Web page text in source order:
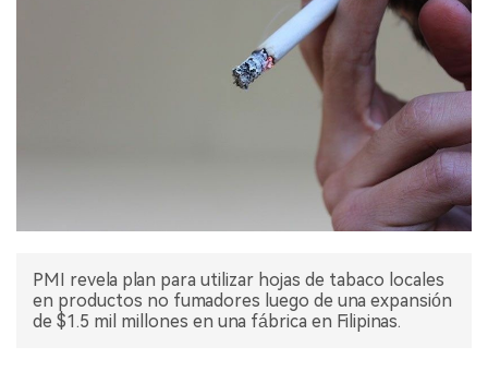
PMI revela plan para utilizar hojas de tabaco locales
en productos no fumadores luego de una expansión
de $1.5 mil millones en una fábrica en Filipinas.